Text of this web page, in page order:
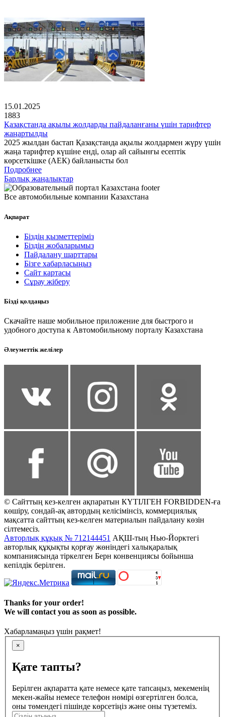
15.01.2025
1883
Қазақстанда ақылы жолдарды пайдаланғаны үшін тарифтер
жаңартылды
2025 жылдан бастап Қазақстанда ақылы жолдармен жүру үшін
жаңа тарифтер күшіне енді, олар ай сайынғы есептік
көрсеткішке (АЕК) байланысты бол
Подробнее
Барлық жаңалықтар
Все автомобильные компании Казахстана
Ақпарат
Біздің қызметтеріміз
Біздің жобаларымыз
Пайдалану шарттары
Бізге хабарласыңыз
Сайт картасы
Сұрау жіберу
Бізді қолдаңыз
Скачайте наше мобильное приложение для быстрого и
удобного доступа к Автомобильному порталу Казахстана
Әлеуметтік желілер
© Сайттың кез-келген ақпаратын КҮТІЛГЕН FORBIDDEN-ға
көшіру, сондай-ақ автордың келісімінсіз, коммерциялық
мақсатта сайттың кез-келген материалын пайдалану көзін
сілтемесіз.
Авторлық құқық № 712144451 АҚШ-тың Нью-Йорктегі
авторлық құқықты қорғау жөніндегі халықаралық
компаниясында тіркелген Берн конвенциясы бойынша
кепілдік берілген.
Thanks for your order!
We will contact you as soon as possible.
Хабарламаңыз үшін рақмет!
×
Қате тапты?
Берілген ақпаратта қате немесе қате тапсаңыз, мекеменің
мекен-жайы немесе телефон нөмірі өзгертілген болса,
оны төмендегі пішінде көрсетіңіз және оны түзетеміз.